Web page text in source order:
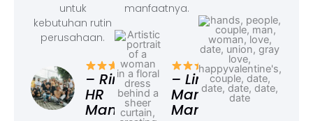
untuk
kebutuhan rutin
perusahaan.
– Rina,
HR
Manager
manfaatnya.
– Linda,
Marketing
Manager